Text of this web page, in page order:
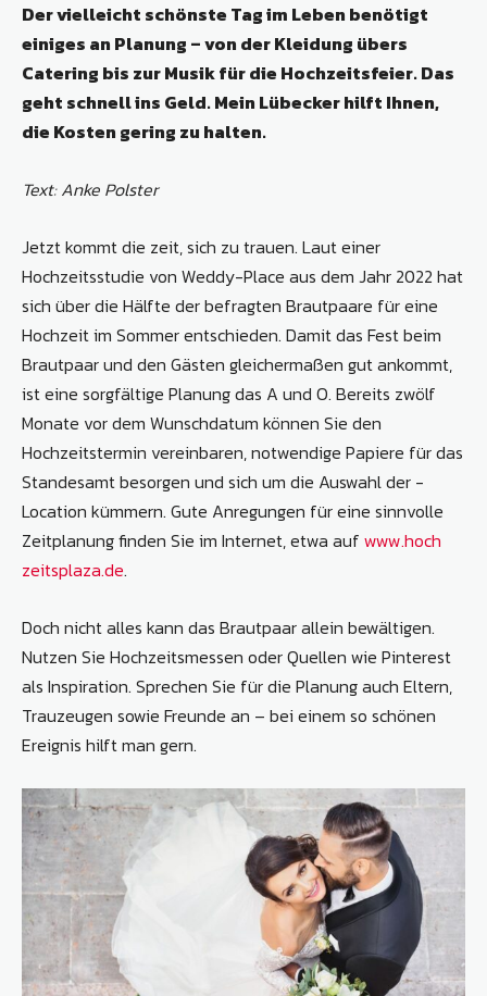
Der vielleicht schönste Tag im Leben benötigt
einiges an Planung – von der Kleidung übers
Catering bis zur Musik für die Hochzeitsfeier. Das
geht schnell ins Geld. Mein Lübecker hilft Ihnen,
die ­Kosten gering zu halten.
Text: Anke Polster
Jetzt kommt die zeit, sich zu trauen. Laut einer
Hochzeitsstudie von Weddy-­Place aus dem Jahr 2022 hat
sich über die Hälfte der befragten Brautpaare für eine
Hochzeit im Sommer entschieden. Damit das Fest beim
Brautpaar und den Gästen gleichermaßen gut ankommt,
ist eine sorgfältige Planung das A und O. Bereits zwölf
Monate vor dem Wunschdatum können Sie den
Hochzeitstermin vereinbaren, notwendige Papiere für das
Standesamt besorgen und sich um die Auswahl der ­
Location kümmern. Gute Anregungen für eine sinnvolle
Zeitplanung finden Sie im Internet, etwa auf ­ www.hoch​
zeitsplaza.de.
Doch nicht alles kann das Brautpaar allein bewältigen.
Nutzen Sie Hochzeitsmessen oder Quellen wie Pinterest
als Inspiration. Sprechen Sie für die Planung auch Eltern,
Trauzeugen sowie Freunde an – bei einem so schönen
Ereignis hilft man gern.